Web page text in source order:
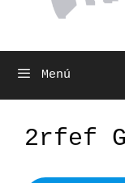
Menú
2rfef